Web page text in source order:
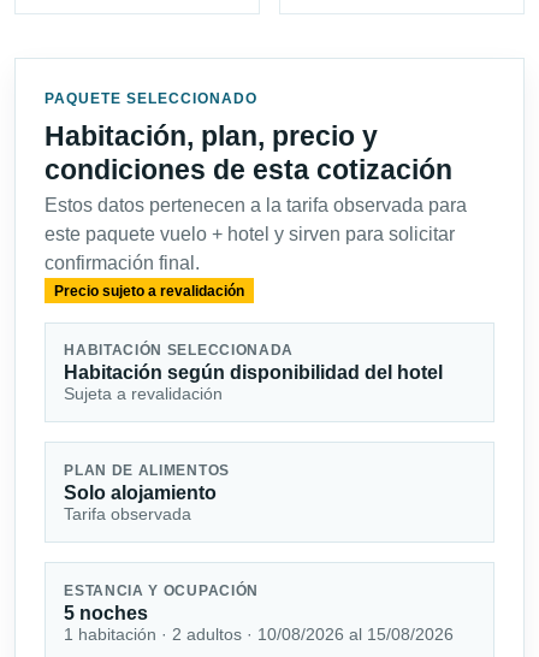
PAQUETE SELECCIONADO
Habitación, plan, precio y
condiciones de esta cotización
Estos datos pertenecen a la tarifa observada para
este paquete vuelo + hotel y sirven para solicitar
confirmación final.
Precio sujeto a revalidación
HABITACIÓN SELECCIONADA
Habitación según disponibilidad del hotel
Sujeta a revalidación
PLAN DE ALIMENTOS
Solo alojamiento
Tarifa observada
ESTANCIA Y OCUPACIÓN
5 noches
1 habitación · 2 adultos · 10/08/2026 al 15/08/2026